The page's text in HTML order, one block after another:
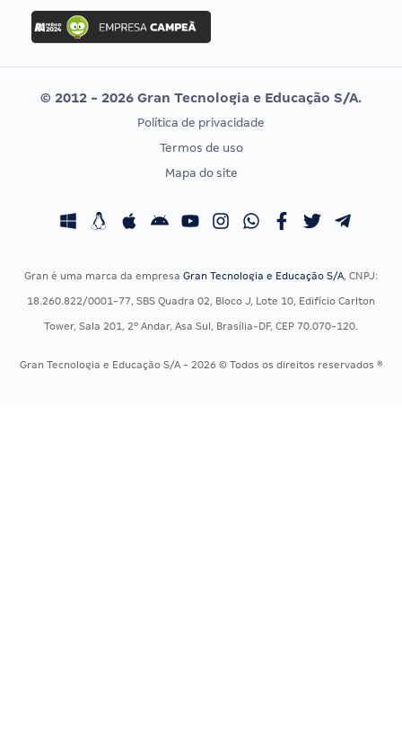
Concurso Ibama
Concurso MPU
Editais publicados
Vunesp
CONCURSOS POR PROFISSÃO
Concursos Fiscais
Residência Multiprofissional
EXAME DE ORDEM
Calendário OAB
© 2012 - 2026 Gran Tecnologia e Educação S/A.
Política de privacidade
Termos de uso
Mapa do site
Gran é uma marca da empresa Gran Tecnologia e Educação S/A, CNPJ:
18.260.822/0001-77, SBS Quadra 02, Bloco J, Lote 10, Edifício Carlton
Tower, Sala 201, 2º Andar, Asa Sul, Brasília-DF, CEP 70.070-120.
Gran Tecnologia e Educação S/A - 2026 © Todos os direitos reservados ®